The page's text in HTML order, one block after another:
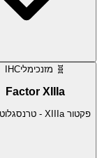
🧬 מזנכימליIHC
Factor XIIIa
פקטור XIIIa - טרנסגלוטמינאז